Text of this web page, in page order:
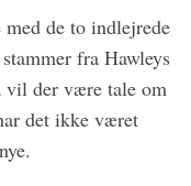
de to indlejrede
fra Hawleys
vil der være tale om
det ikke været